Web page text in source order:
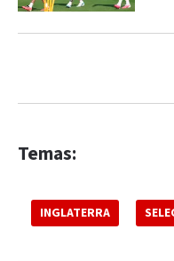
Temas:
INGLATERRA